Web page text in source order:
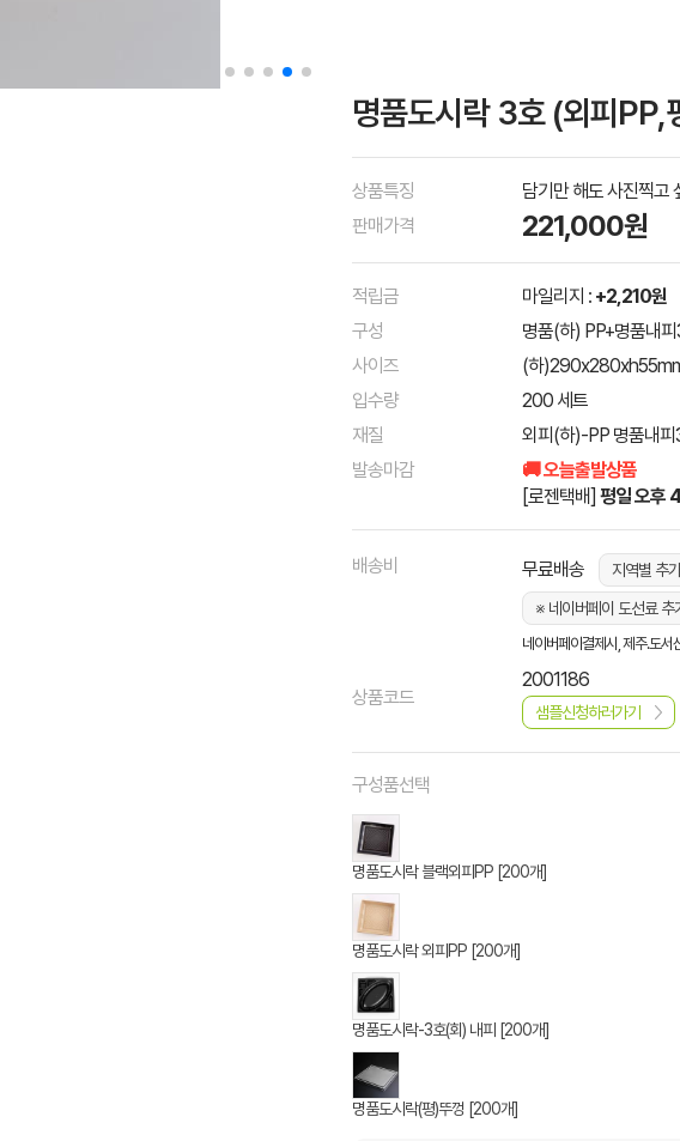
명품도시락 3호 (외피
상품특징
담기만 해도 사진찍고
판매가격
221,000원
적립금 마일리지 : +2,210원
구성
명품(하) PP+명품내
사이즈
(하
입수량
200 세트
재질
외피(하)-PP 명품내
발송마감
🚚 오늘출발상품
[로젠택배] 평일 오후
배송비 무료배송
지역별 추
※ 네이버페이 도선료 추
네이버페이결제시, 제주.도
상품코드
2001186
샘플신청하러가기
구성품선택
명품도시락 블랙외피PP [200개]
명품도시락 외피PP [200개]
명품도시락-3호(회) 내피 [200개]
명품도시락(평)뚜껑 [200개]